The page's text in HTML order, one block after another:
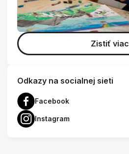
Zistiť viac
Odkazy na socialnej sieti
Facebook
Instagram